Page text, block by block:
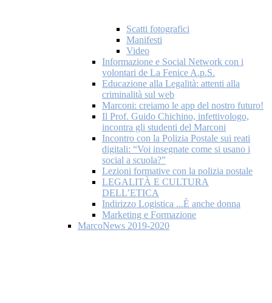
Scatti fotografici
Manifesti
Video
Informazione e Social Network con i
volontari de La Fenice A.p.S.
Educazione alla Legalità: attenti alla
criminalità sul web
Marconi: creiamo le app del nostro futuro!
Il Prof. Guido Chichino, infettivologo,
incontra gli studenti del Marconi
Incontro con la Polizia Postale sui reati
digitali: “Voi insegnate come si usano i
social a scuola?”
Lezioni formative con la polizia postale
LEGALITÀ E CULTURA
DELL’ETICA
Indirizzo Logistica ...È anche donna
Marketing e Formazione
MarcoNews 2019-2020